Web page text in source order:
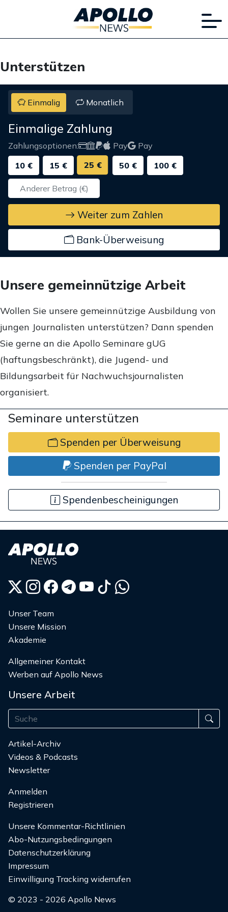
Unterstützen
Einmalig Monatlich
Einmalige Zahlung
Zahlungsoptionen: Pay
Pay
10 €
15 € 25 € 50 € 100 €
Weiter zum Zahlen
Bank-Überweisung
Unsere gemeinnützige Arbeit
Wollen Sie unsere gemeinnützige Ausbildung von
jungen Journalisten unterstützen? Dann spenden
Sie gerne an die Apollo Seminare gUG
(haftungsbeschränkt), die Jugend- und
Bildungsarbeit für Nachwuchsjournalisten
organisiert.
Seminare unterstützen
Spenden per Überweisung
Spenden per PayPal
Spendenbescheinigungen
Unser Team
Unsere Mission
Akademie
Allgemeiner Kontakt
Werben auf Apollo News
Unsere Arbeit
Artikel-Archiv
Videos & Podcasts
Newsletter
Anmelden
Registrieren
Unsere Kommentar-Richtlinien
Abo-Nutzungsbedingungen
Datenschutzerklärung
Impressum
Einwilligung Tracking widerrufen
© 2023 - 2026 Apollo News